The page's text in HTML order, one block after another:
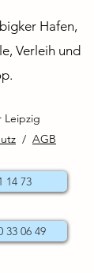
Hafen,
Verleih und
Leipzig
/ AGB
14 73
33 06 49